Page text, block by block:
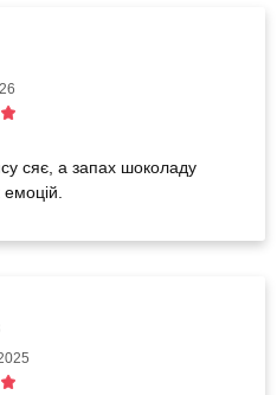
сяє, а запах шоколаду